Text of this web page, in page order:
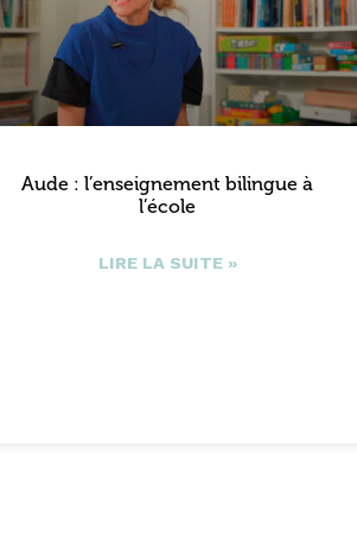
Aude : l’enseignement bilingue à
l’école
LIRE LA SUITE »